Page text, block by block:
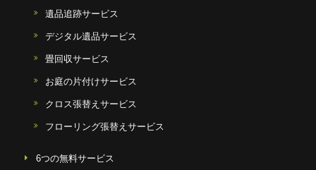
遺品追跡サービス
デジタル遺品サービス
畳回収サービス
お庭の片付けサービス
クロス張替えサービス
フローリング張替えサービス
6つの無料サービス